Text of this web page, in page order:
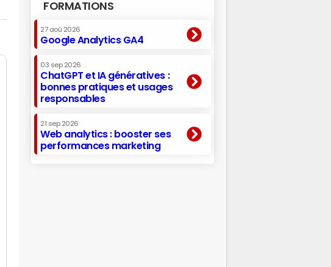
FORMATIONS
27 aoû 2026
Google Analytics GA4
03 sep 2026
ChatGPT et IA génératives :
bonnes pratiques et usages
responsables
21 sep 2026
Web analytics : booster ses
performances marketing